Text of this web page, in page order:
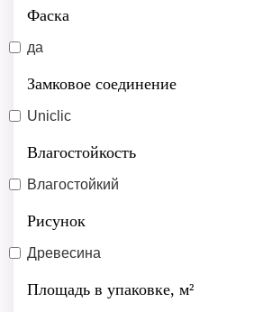
Фаска
да
Замковое соединение
Uniclic
Влагостойкость
Влагостойкий
Рисунок
Древесина
Площадь в упаковке, м²